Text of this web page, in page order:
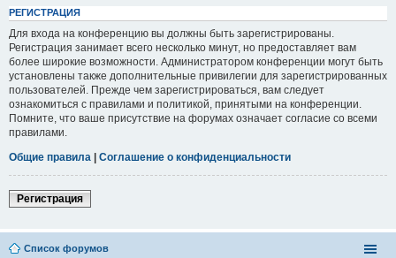
РЕГИСТРАЦИЯ
Для входа на конференцию вы должны быть зарегистрированы.
Регистрация занимает всего несколько минут, но предоставляет вам
более широкие возможности. Администратором конференции могут быть
установлены также дополнительные привилегии для зарегистрированных
пользователей. Прежде чем зарегистрироваться, вам следует
ознакомиться с правилами и политикой, принятыми на конференции.
Помните, что ваше присутствие на форумах означает согласие со всеми
правилами.
Общие правила | Соглашение о конфиденциальности
Регистрация
Список форумов